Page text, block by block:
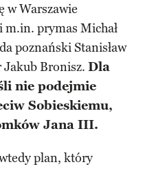
w Warszawie
m.in. prymas Michał
poznański Stanisław
Jakub Bronisz. Dla
nie podejmie
Sobieskiemu,
Jana III.
plan, który